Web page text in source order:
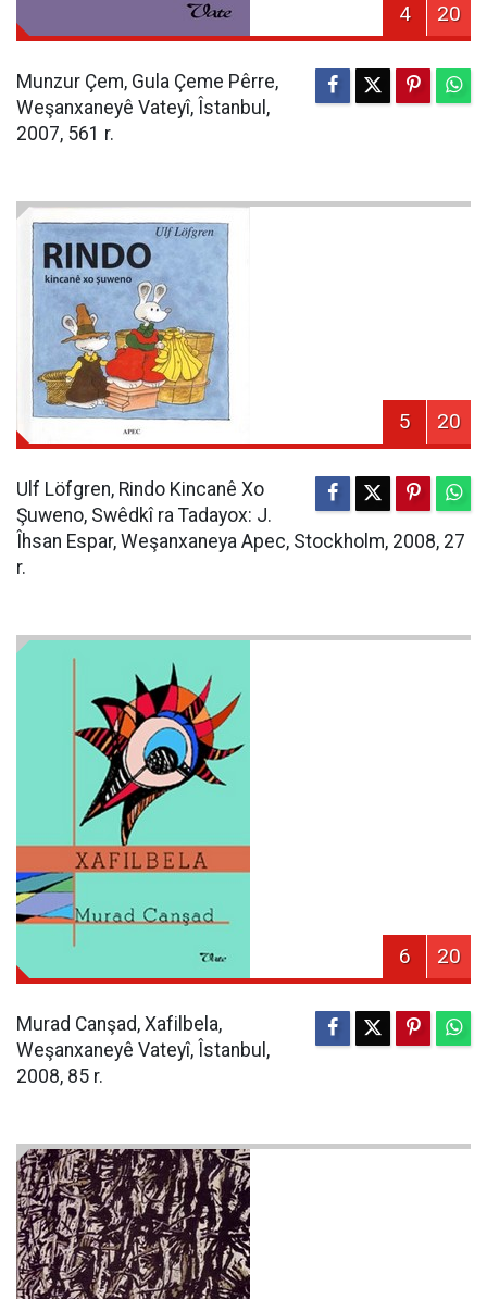
4 20
Munzur Çem, Gula Çeme Pêrre,
Weşanxaneyê Vateyî, Îstanbul,
2007, 561 r.
5 20
Ulf Löfgren, Rindo Kincanê Xo
Şuweno, Swêdkî ra Tadayox: J.
Îhsan Espar, Weşanxaneya Apec, Stockholm, 2008, 27
r.
6 20
Murad Canşad, Xafilbela,
Weşanxaneyê Vateyî, Îstanbul,
2008, 85 r.